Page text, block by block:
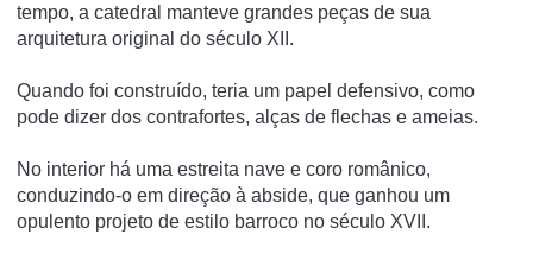
tempo, a catedral manteve grandes peças de sua
arquitetura original do século XII.
Quando foi construído, teria um papel defensivo, como
pode dizer dos contrafortes, alças de flechas e ameias.
No interior há uma estreita nave e coro românico,
conduzindo-o em direção à abside, que ganhou um
opulento projeto de estilo barroco no século XVII.